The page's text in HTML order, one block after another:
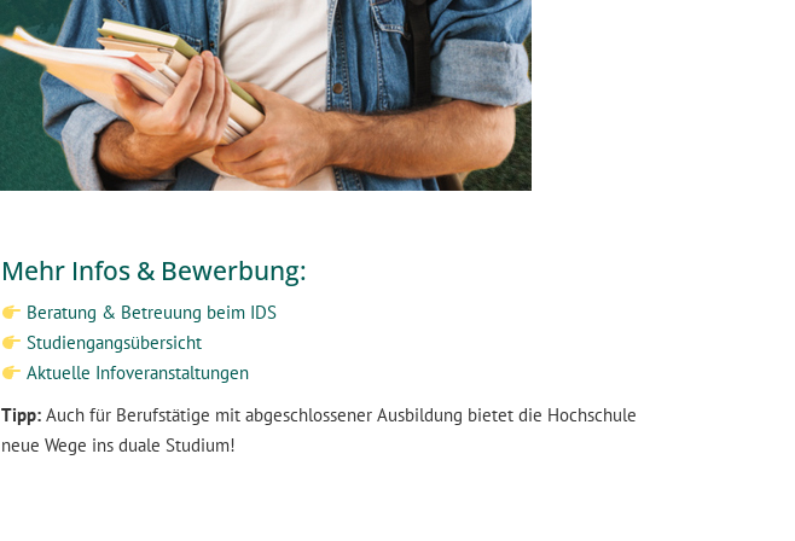
Mehr Infos & Bewerbung:
Beratung & Betreuung beim IDS
Studiengangsübersicht
Aktuelle Infoveranstaltungen
Tipp: Auch für Berufstätige mit abgeschlossener Ausbildung bietet die Hochschule
neue Wege ins duale Studium!